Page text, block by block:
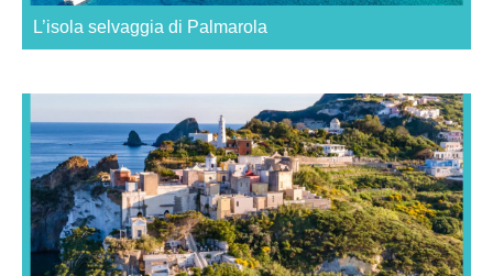
L’isola selvaggia di Palmarola